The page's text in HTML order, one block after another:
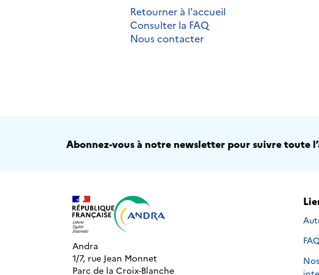
Retourner à l'accueil
Consulter la FAQ
Nous contacter
Abonnez-vous à notre newsletter pour suivre toute
Andra
1/7, rue Jean Monnet
Parc de la Croix-Blanche
FAQ